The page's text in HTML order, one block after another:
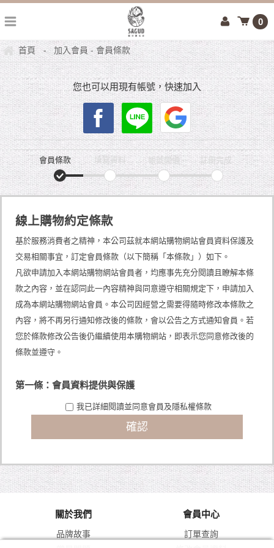
0
首頁 - 加入會員 - 會員條款
您也可以用現有帳號，快速加入
會員條款 填寫資料 帳號開通 註冊完成
線上購物約定條款
基於服務消費者之精神，本公司茲就本網站購物網站會員資料保護及
交易相關事宜，訂定會員條款（以下簡稱「本條款」）如下。
凡欲申請加入本網站購物網站會員者，均應事先充分閱讀且瞭解本條
款之內容，並在認同此一內容精神與同意遵守相關規定下，申請加入
成為本網站購物網站會員。本公司因經營之需要得隨時修改本條款之
內容，將不再另行通知修改後的條款，會以公告之方式通知會員。若
您於條款修改公告後仍繼續使用本購物網站，即表示您同意修改後的
條款並遵守。
第一條：會員資料提供與保護
個人資料。前述資料如有異動，會員應主動即時通知本公司客服中
心，本公司並得對會員之資格進行審查核駁。 本公司對於會員提供之
資料，得不定時進行審查。如有任何經本公司認為不實、錯誤或有異
事先經其法定代理人同意及瞭解後，始得申請加入成為本網站購物網
站會員。申請程序完畢，即視為申請人已取得法定代理人之同意及瞭
解。如有違誤，申請人及其法定代理人應自負完全法律責任。 申請人
員之個人資料，該等資料將會在會員與本公司間交易往來、消費者管
理服務、行銷本公司或關係企業的產品服務及經營本公司營業項目等
目的下，於本網站提供服務之地區內處理利用，直到本網站停止服務
為止，並僅在前述目的範圍內，將會員個人資料提供給本公司關係企
我已詳細閱讀並同意會員及隱私權條款
關於我們
品牌故事
會員中心
訂單查詢